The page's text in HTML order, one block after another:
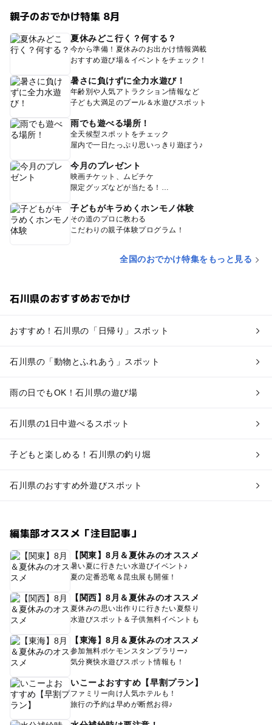
親子のおでかけ特集 8月
夏休みどこ行く？何する？
今から準備！夏休みのお出かけ情報満載
おすすめ遊び場＆イベントをチェック！
暑さに負けずに全力水遊び！
年齢別や人気アトラクション情報など
子ども大満足のプール＆水遊びスポット
雨でも遊べる場所！
全天候型スポットをチェック
屋内で一日たっぷり思いっきり遊ぼう♪
今月のプレゼント
映画チケット、ムビチケ
限定グッズなどが当たる！
子どもがキラめくホンモノ体験
その道のプロに教わる
こだわりの親子体験プログラム！
全国のおでかけ特集をもっと見る
石川県のおすすめおでかけ
おすすめ！石川県の「日帰り」スポット
石川県の「動物とふれあう」スポット
雨の日でもOK！石川県の遊び場
石川県の1日中遊べるスポット
子どもと楽しめる！石川県の釣り堀
石川県のおすすめ外遊びスポット
編集部オススメ「注目記事」
【関東】8月＆夏休みのオススメ
暑い夏に行きたい水遊びイベント♪
夏の定番恐竜＆昆虫展も開催！
【関西】8月＆夏休みのオススメ
夏休みの思い出作りに行きたい夏祭り
水遊びスポット＆子供無料イベントも
【東海】8月＆夏休みのオススメ
参加無料ポケモンスタンプラリー♪
気分爽快水遊びスポット情報も！
いこーよおすすめ【早割プラン】
ファミリー向け人気ホテルも！
旅行の予約は早めが断然お得♪